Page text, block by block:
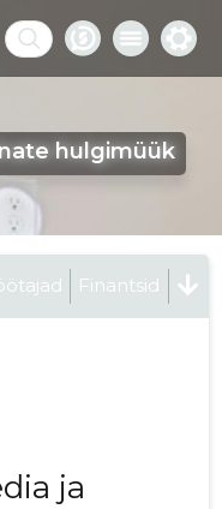
hulgimüük
Finantsid
ja